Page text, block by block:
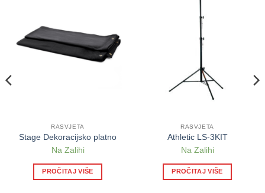
RASVJETA
Stage Dekoracijsko platno
Na Zalihi
PROČITAJ VIŠE
RASVJETA
Athletic LS-3KIT
Na Zalihi
PROČITAJ VIŠE